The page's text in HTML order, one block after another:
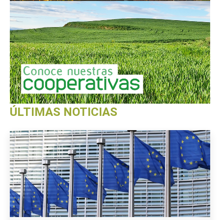
ÚLTIMAS NOTICIAS